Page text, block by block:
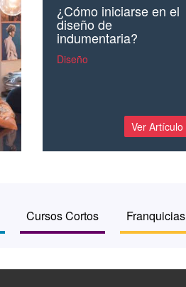
¿Cómo iniciarse en el
diseño de
indumentaria?
Diseño
Ver Artículo
Cursos Cortos Franquicias